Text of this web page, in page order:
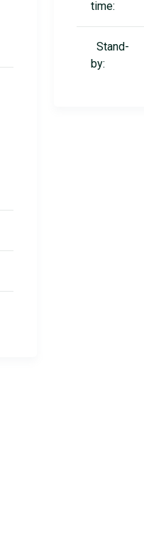
time:
Stand-
by: